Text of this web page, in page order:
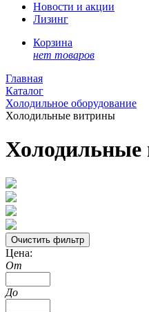
Новости и акции
Лизинг
Корзина
нет товаров
Главная
Каталог
Холодильное оборудование
Холодильные витрины
Цена:
От
До